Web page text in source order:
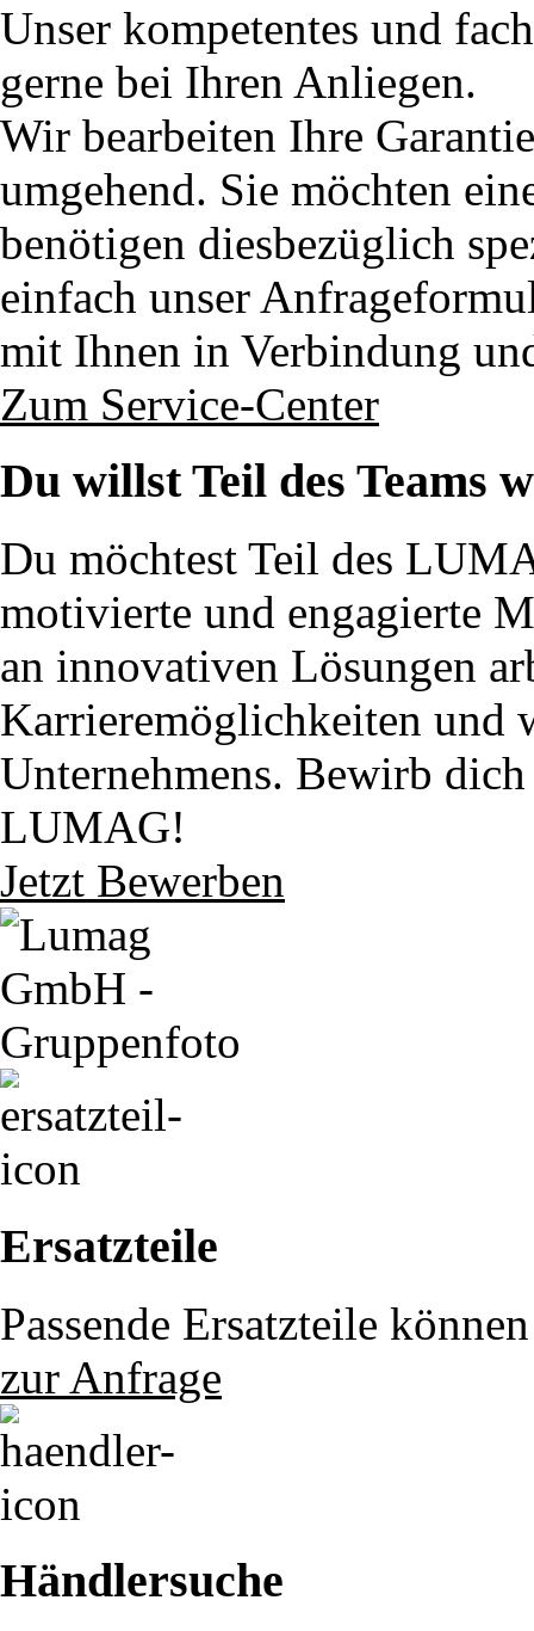
Unser kompetentes und
gerne bei Ihren Anliegen.
Wir bearbeiten Ihre
umgehend. Sie möchten
benötigen diesbezüglich
einfach unser
mit Ihnen in Verbindung
Zum Service-Center
Du willst Teil des Teams
Du möchtest Teil des
motivierte und engagierte
an innovativen Lösungen
Karrieremöglichkeiten und
Unternehmens. Bewirb
LUMAG!
Jetzt Bewerben
Ersatzteile
Passende Ersatzteile
zur Anfrage
Händlersuche